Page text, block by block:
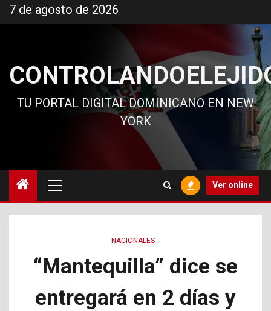
al
7 de agosto de 2026
TU PORTAL DIGITAL DOMINICANO EN NEW
YORK
principal
Ver online
NACIONALES
“Mantequilla” dice se
entregará en 2 días y